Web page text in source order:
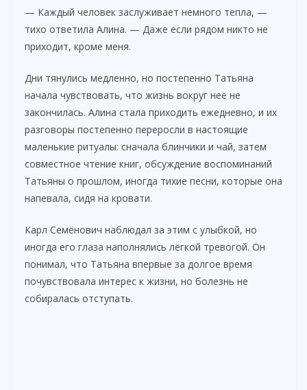
— Каждый человек заслуживает немного тепла, —
тихо ответила Алина. — Даже если рядом никто не
приходит, кроме меня.
Дни тянулись медленно, но постепенно Татьяна
начала чувствовать, что жизнь вокруг неё не
закончилась. Алина стала приходить ежедневно, и их
разговоры постепенно переросли в настоящие
маленькие ритуалы: сначала блинчики и чай, затем
совместное чтение книг, обсуждение воспоминаний
Татьяны о прошлом, иногда тихие песни, которые она
напевала, сидя на кровати.
Карл Семёнович наблюдал за этим с улыбкой, но
иногда его глаза наполнялись лёгкой тревогой. Он
понимал, что Татьяна впервые за долгое время
почувствовала интерес к жизни, но болезнь не
собиралась отступать.